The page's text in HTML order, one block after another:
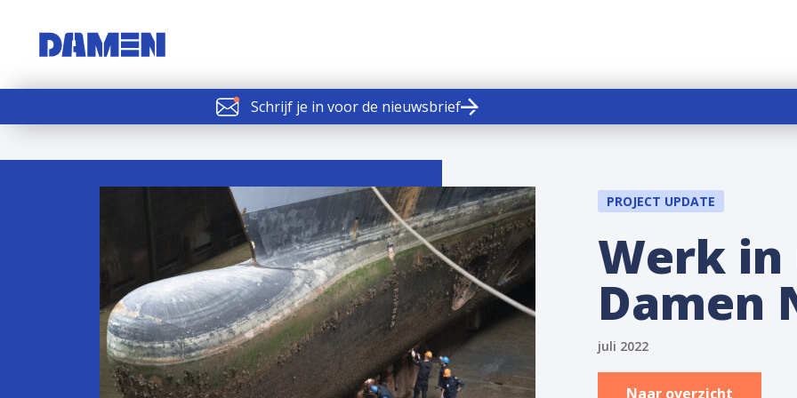
Schrijf je in voor de nieuwsbrief
PROJECT UPDATE
Werk
Damen
juli 2022
Naar overzicht